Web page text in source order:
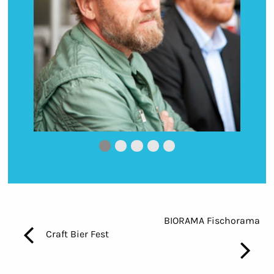
Bild 0Bild 1Bild 2Bild 3Bild 4
Craft Bier Fest
BIORAMA Fischorama